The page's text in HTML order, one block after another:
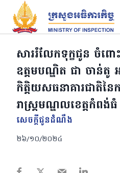
Skip
content
សាររំលែកទុក្ខជូន ចំព
ឧត្តមបណ្ឌិត ជា ចាន់តូ
កិត្តិយសធនាគារជាតិន
រាស្រ្តមណ្ឌលខេត្តកំពង់ធំ
សេចក្តីជូនដំណឹង
២៦/១០/២០២៤